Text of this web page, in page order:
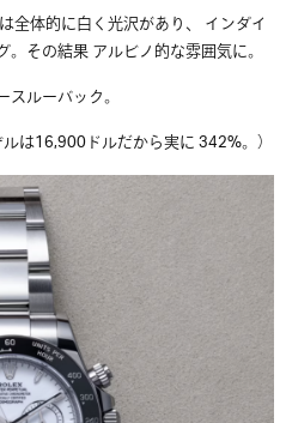
体的に白く光沢があり、 インダイ
その結果 アルビノ的な雰囲気に。
ルーバック。
16,900ドルだから実に 342%。）